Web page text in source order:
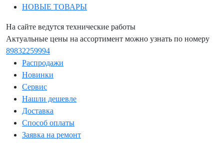
НОВЫЕ ТОВАРЫ
На сайте ведутся технические работы
Актуальные цены на ассортимент можно узнать по номеру
89832259994
Распродажи
Новинки
Сервис
Нашли дешевле
Доставка
Способ оплаты
Заявка на ремонт